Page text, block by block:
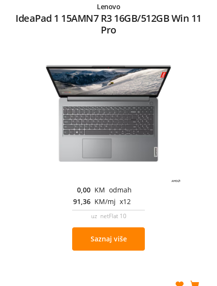
Lenovo
IdeaPad 1 15AMN7 R3 16GB/512GB Win 11
Pro
0,00 KM odmah
91,36 KM/mj x12
uz netFlat 10
Saznaj više